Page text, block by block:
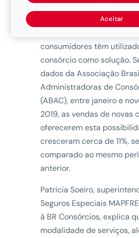
orçamento familiar antes
das férias. Para tornar
consumidores têm
consórcio como solução.
dados da Associação
Administradoras de
(ABAC), entre janeiro e
2019, as vendas de novas
oferecerem esta
cresceram cerca de 11%, se
comparado ao mesmo
anterior.
Patricia Soeiro,
Seguros Especiais
à BR Consórcios, explica
modalidade de serviços,
Aceitar